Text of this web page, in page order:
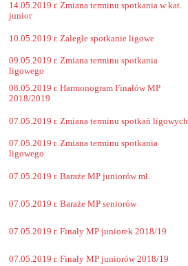
14.05.2019 r. Zmiana terminu spotkania w kat.
junior
10.05.2019 r. Zaległe spotkanie ligowe
09.05.2019 r. Zmiana terminu spotkania
ligowego
08.05.2019 r. Harmonogram Finałów MP
2018/2019
07.05.2019 r. Zmiana terminu spotkań ligowych
07.05.2019 r. Zmiana terminu spotkania
ligowego
07.05.2019 r. Baraże MP juniorów mł.
07.05.2019 r. Baraże MP seniorów
07.05.2019 r. Finały MP juniorek 2018/19
07.05.2019 r. Finały MP juniorów 2018/19